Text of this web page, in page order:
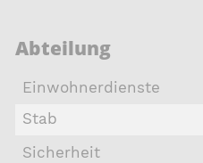
Abteilung
Einwohnerdienste
Stab
Sicherheit